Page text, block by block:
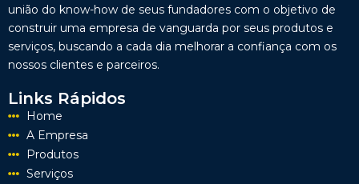
união do know-how de seus fundadores com o objetivo de
construir uma empresa de vanguarda por seus produtos e
serviços, buscando a cada dia melhorar a confiança com os
nossos clientes e parceiros.
Links Rápidos
Home
A Empresa
Produtos
Serviços